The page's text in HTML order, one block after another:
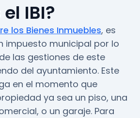
IBI?
los Bienes Inmuebles, es
impuesto municipal por lo
las gestiones de este
del ayuntamiento. Este
en el momento que
ya sea un piso, una
o un garaje. Para